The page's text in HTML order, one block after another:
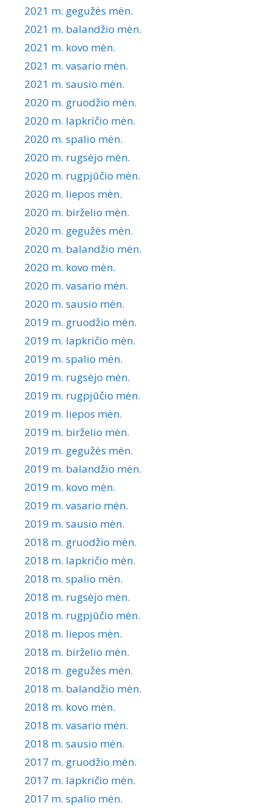
2021 m. gegužės mėn.
2021 m. balandžio mėn.
2021 m. kovo mėn.
2021 m. vasario mėn.
2021 m. sausio mėn.
2020 m. gruodžio mėn.
2020 m. lapkričio mėn.
2020 m. spalio mėn.
2020 m. rugsėjo mėn.
2020 m. rugpjūčio mėn.
2020 m. liepos mėn.
2020 m. birželio mėn.
2020 m. gegužės mėn.
2020 m. balandžio mėn.
2020 m. kovo mėn.
2020 m. vasario mėn.
2020 m. sausio mėn.
2019 m. gruodžio mėn.
2019 m. lapkričio mėn.
2019 m. spalio mėn.
2019 m. rugsėjo mėn.
2019 m. rugpjūčio mėn.
2019 m. liepos mėn.
2019 m. birželio mėn.
2019 m. gegužės mėn.
2019 m. balandžio mėn.
2019 m. kovo mėn.
2019 m. vasario mėn.
2019 m. sausio mėn.
2018 m. gruodžio mėn.
2018 m. lapkričio mėn.
2018 m. spalio mėn.
2018 m. rugsėjo mėn.
2018 m. rugpjūčio mėn.
2018 m. liepos mėn.
2018 m. birželio mėn.
2018 m. gegužės mėn.
2018 m. balandžio mėn.
2018 m. kovo mėn.
2018 m. vasario mėn.
2018 m. sausio mėn.
2017 m. gruodžio mėn.
2017 m. lapkričio mėn.
2017 m. spalio mėn.